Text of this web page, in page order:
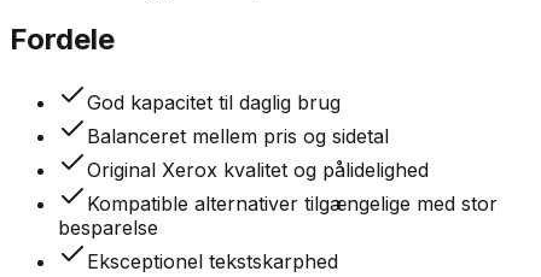
Fordele
God kapacitet til daglig brug
Balanceret mellem pris og sidetal
Original Xerox kvalitet og pålidelighed
Kompatible alternativer tilgængelige med stor
besparelse
Eksceptionel tekstskarphed